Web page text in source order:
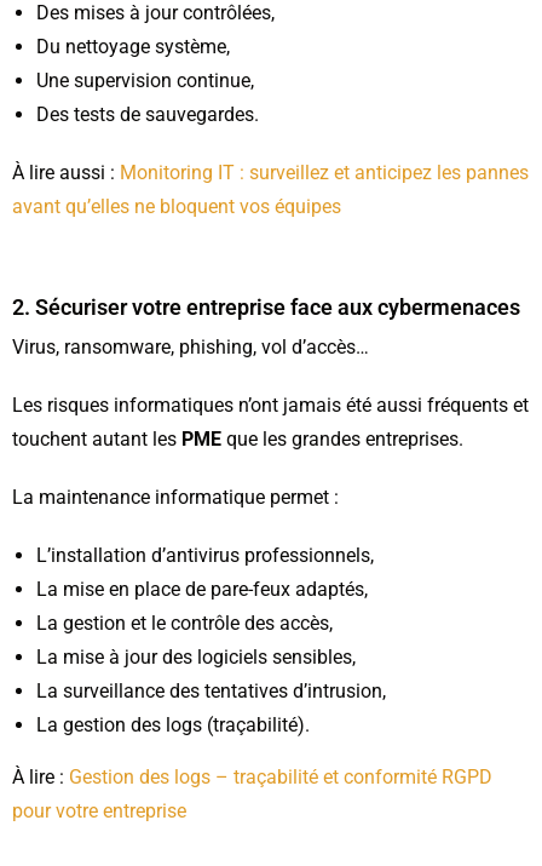
Des mises à jour contrôlées,
Du nettoyage système,
Une supervision continue,
Des tests de sauvegardes.
À lire aussi : Monitoring IT : surveillez et anticipez les pannes
avant qu’elles ne bloquent vos équipes
2. Sécuriser votre entreprise face aux cybermenaces
Virus, ransomware, phishing, vol d’accès…
Les risques informatiques n’ont jamais été aussi fréquents et
touchent autant les PME que les grandes entreprises.
La maintenance informatique permet :
L’installation d’antivirus professionnels,
La mise en place de pare-feux adaptés,
La gestion et le contrôle des accès,
La mise à jour des logiciels sensibles,
La surveillance des tentatives d’intrusion,
La gestion des logs (traçabilité).
À lire : Gestion des logs – traçabilité et conformité RGPD
pour votre entreprise